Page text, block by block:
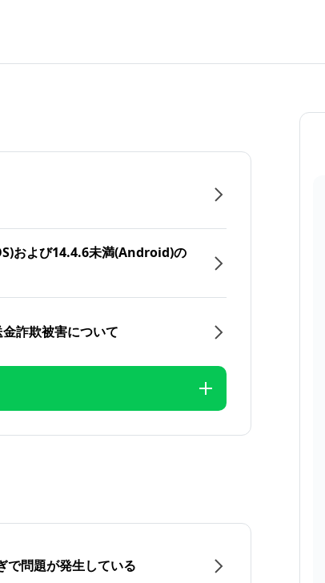
および14.4.6未満(Android)の
詐欺被害について
で問題が発生している